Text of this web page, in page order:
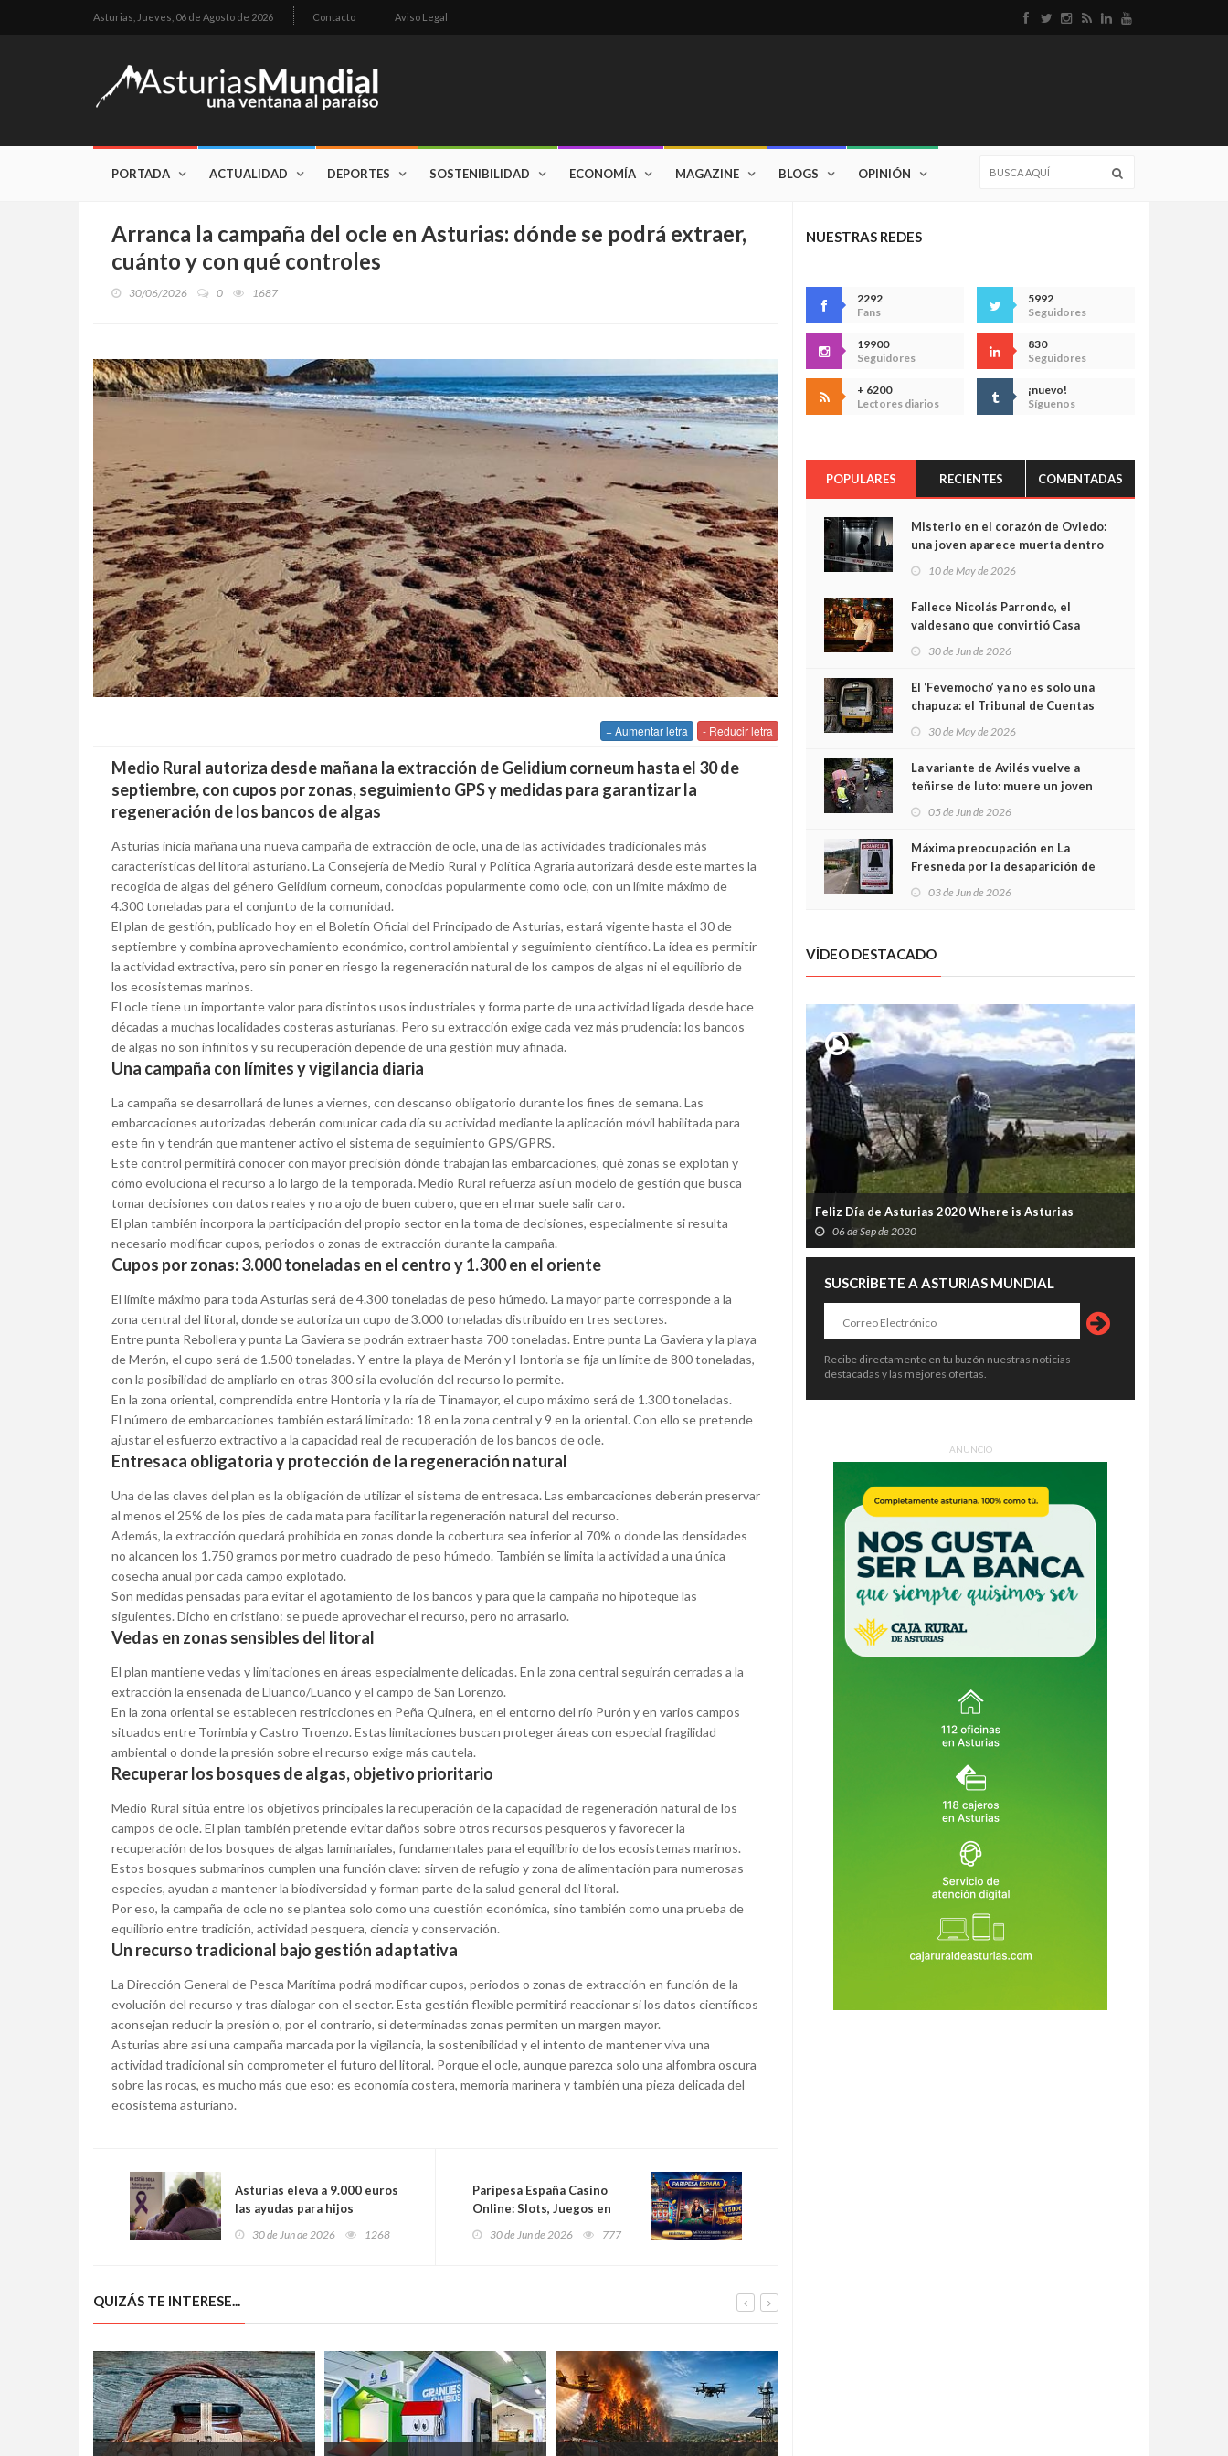
Asturias, Jueves, 06 de Agosto de 2026 Contacto Aviso Legal
PORTADA ACTUALIDAD DEPORTES SOSTENIBILIDAD ECONOMÍA MAGAZINE BLOGS OPINIÓN
Arranca la campaña del ocle en Asturias: dónde se podrá extraer,
cuánto y con qué controles
30/06/2026 0 1687
+ Aumentar letra - Reducir letra
Medio Rural autoriza desde mañana la extracción de Gelidium corneum hasta el 30 de
septiembre, con cupos por zonas, seguimiento GPS y medidas para garantizar la
regeneración de los bancos de algas
Asturias inicia mañana una nueva campaña de extracción de ocle, una de las actividades tradicionales más
características del litoral asturiano. La Consejería de Medio Rural y Política Agraria autorizará desde este martes la
recogida de algas del género Gelidium corneum, conocidas popularmente como ocle, con un límite máximo de
4.300 toneladas para el conjunto de la comunidad.
El plan de gestión, publicado hoy en el Boletín Oficial del Principado de Asturias, estará vigente hasta el 30 de
septiembre y combina aprovechamiento económico, control ambiental y seguimiento científico. La idea es permitir
la actividad extractiva, pero sin poner en riesgo la regeneración natural de los campos de algas ni el equilibrio de
los ecosistemas marinos.
El ocle tiene un importante valor para distintos usos industriales y forma parte de una actividad ligada desde hace
décadas a muchas localidades costeras asturianas. Pero su extracción exige cada vez más prudencia: los bancos
de algas no son infinitos y su recuperación depende de una gestión muy afinada.
Una campaña con límites y vigilancia diaria
La campaña se desarrollará de lunes a viernes, con descanso obligatorio durante los fines de semana. Las
embarcaciones autorizadas deberán comunicar cada día su actividad mediante la aplicación móvil habilitada para
este fin y tendrán que mantener activo el sistema de seguimiento GPS/GPRS.
Este control permitirá conocer con mayor precisión dónde trabajan las embarcaciones, qué zonas se explotan y
cómo evoluciona el recurso a lo largo de la temporada. Medio Rural refuerza así un modelo de gestión que busca
tomar decisiones con datos reales y no a ojo de buen cubero, que en el mar suele salir caro.
El plan también incorpora la participación del propio sector en la toma de decisiones, especialmente si resulta
necesario modificar cupos, periodos o zonas de extracción durante la campaña.
Cupos por zonas: 3.000 toneladas en el centro y 1.300 en el oriente
El límite máximo para toda Asturias será de 4.300 toneladas de peso húmedo. La mayor parte corresponde a la
zona central del litoral, donde se autoriza un cupo de 3.000 toneladas distribuido en tres sectores.
Entre punta Rebollera y punta La Gaviera se podrán extraer hasta 700 toneladas. Entre punta La Gaviera y la playa
de Merón, el cupo será de 1.500 toneladas. Y entre la playa de Merón y Hontoria se fija un límite de 800 toneladas,
con la posibilidad de ampliarlo en otras 300 si la evolución del recurso lo permite.
En la zona oriental, comprendida entre Hontoria y la ría de Tinamayor, el cupo máximo será de 1.300 toneladas.
El número de embarcaciones también estará limitado: 18 en la zona central y 9 en la oriental. Con ello se pretende
ajustar el esfuerzo extractivo a la capacidad real de recuperación de los bancos de ocle.
Entresaca obligatoria y protección de la regeneración natural
Una de las claves del plan es la obligación de utilizar el sistema de entresaca. Las embarcaciones deberán preservar
al menos el 25% de los pies de cada mata para facilitar la regeneración natural del recurso.
Además, la extracción quedará prohibida en zonas donde la cobertura sea inferior al 70% o donde las densidades
no alcancen los 1.750 gramos por metro cuadrado de peso húmedo. También se limita la actividad a una única
cosecha anual por cada campo explotado.
Son medidas pensadas para evitar el agotamiento de los bancos y para que la campaña no hipoteque las
siguientes. Dicho en cristiano: se puede aprovechar el recurso, pero no arrasarlo.
Vedas en zonas sensibles del litoral
El plan mantiene vedas y limitaciones en áreas especialmente delicadas. En la zona central seguirán cerradas a la
extracción la ensenada de Lluanco/Luanco y el campo de San Lorenzo.
En la zona oriental se establecen restricciones en Peña Quinera, en el entorno del río Purón y en varios campos
situados entre Torimbia y Castro Troenzo. Estas limitaciones buscan proteger áreas con especial fragilidad
ambiental o donde la presión sobre el recurso exige más cautela.
Recuperar los bosques de algas, objetivo prioritario
Medio Rural sitúa entre los objetivos principales la recuperación de la capacidad de regeneración natural de los
campos de ocle. El plan también pretende evitar daños sobre otros recursos pesqueros y favorecer la
recuperación de los bosques de algas laminariales, fundamentales para el equilibrio de los ecosistemas marinos.
Estos bosques submarinos cumplen una función clave: sirven de refugio y zona de alimentación para numerosas
especies, ayudan a mantener la biodiversidad y forman parte de la salud general del litoral.
Por eso, la campaña de ocle no se plantea solo como una cuestión económica, sino también como una prueba de
equilibrio entre tradición, actividad pesquera, ciencia y conservación.
Un recurso tradicional bajo gestión adaptativa
La Dirección General de Pesca Marítima podrá modificar cupos, periodos o zonas de extracción en función de la
evolución del recurso y tras dialogar con el sector. Esta gestión flexible permitirá reaccionar si los datos científicos
aconsejan reducir la presión o, por el contrario, si determinadas zonas permiten un margen mayor.
Asturias abre así una campaña marcada por la vigilancia, la sostenibilidad y el intento de mantener viva una
actividad tradicional sin comprometer el futuro del litoral. Porque el ocle, aunque parezca solo una alfombra oscura
sobre las rocas, es mucho más que eso: es economía costera, memoria marinera y también una pieza delicada del
ecosistema asturiano.
Asturias eleva a 9.000 euros
las ayudas para hijos
huérfanos de la violencia
30 de Jun de 2026 1268
Paripesa España Casino
Online: Slots, Juegos en
Vivo y Bonos de Bienvenida
30 de Jun de 2026 777
QUIZÁS TE INTERESE...
NUESTRAS REDES
2292
Fans
5992
Seguidores
19900
Seguidores
830
Seguidores
+ 6200
Lectores diarios
¡nuevo!
Síguenos
POPULARES RECIENTES COMENTADAS
Misterio en el corazón de Oviedo:
una joven aparece muerta dentro
cámaras captan sus últimos
minutos
10 de May de 2026
Fallece Nicolás Parrondo, el
valdesano que convirtió Casa
30 de Jun de 2026
El ‘Fevemocho’ ya no es solo una
chapuza: el Tribunal de Cuentas
sobrecoste de los trenes que no
cabían por los túneles
30 de May de 2026
La variante de Avilés vuelve a
teñirse de luto: muere un joven
05 de Jun de 2026
Máxima preocupación en La
Fresneda por la desaparición de
03 de Jun de 2026
VÍDEO DESTACADO
Feliz Día de Asturias 2020 Where is Asturias
06 de Sep de 2020
SUSCRÍBETE A ASTURIAS MUNDIAL
Recibe directamente en tu buzón nuestras noticias
destacadas y las mejores ofertas.
ANUNCIO